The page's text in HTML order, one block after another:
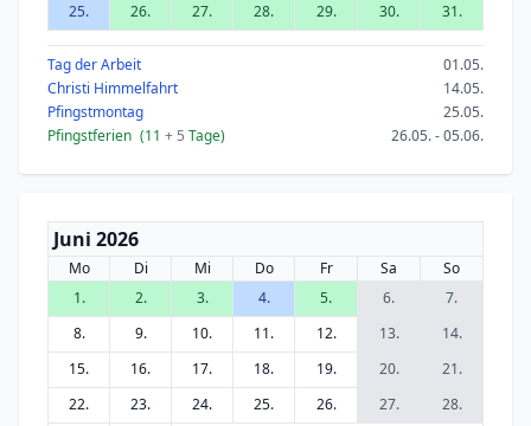
25.
26. 27. 28. 29. 30. 31.
Tag der Arbeit
01.05.
Christi Himmelfahrt
14.05.
Pfingstmontag
25.05.
Pfingstferien (11 + 5 Tage) 26.05. - 05.06.
Juni 2026
Mo Di Mi Do Fr Sa
So
1.
2. 3. 4. 5. 6.
7.
8.
9. 10. 11. 12. 13.
14.
15.
16. 17. 18. 19. 20.
21.
22.
23. 24. 25. 26. 27. 28.